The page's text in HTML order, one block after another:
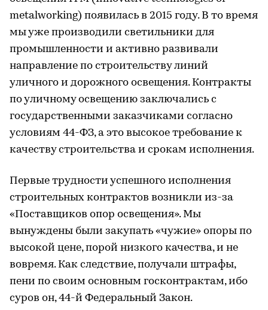
metalworking) появилась в 2015 году. В то время
мы уже производили светильники для
промышленности и активно развивали
направление по строительству линий
уличного и дорожного освещения. Контракты
по уличному освещению заключались с
государственными заказчиками согласно
условиям 44-ФЗ, а это высокое требование к
качеству строительства и срокам исполнения.
Первые трудности успешного исполнения
строительных контрактов возникли из-за
«Поставщиков опор освещения». Мы
вынуждены были закупать «чужие» опоры по
высокой цене, порой низкого качества, и не
вовремя. Как следствие, получали штрафы,
пени по своим основным госконтрактам, ибо
суров он, 44-й Федеральный Закон.